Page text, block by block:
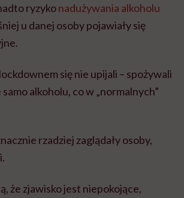
ryzykonadużywania alkoholu
u danej osoby pojawiały się
się nie upijali – spożywali
alkoholu, co w „normalnych”
rzadziej zaglądały osoby,
że zjawisko jest niepokojące,